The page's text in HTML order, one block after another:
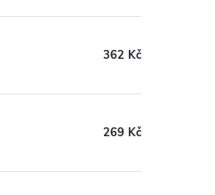
362 Kč
269 Kč